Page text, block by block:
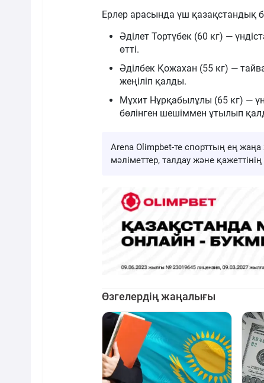
Ерлер арасында үш қазақстандық
Әділет Тортүбек (60 кг) —
өтті.
Әділбек Қожахан (55 кг) —
жеңіліп қалды.
Мұхит Нұрқабылұлы (65 кг) —
бөлінген шешіммен ұтылып
Arena Olimpbet-те спорттың ең
мәліметтер, талдау және